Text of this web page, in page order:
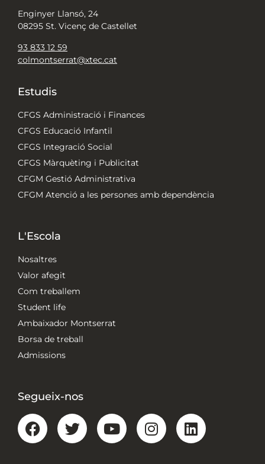
Enginyer Llansó, 24
08295 St. Vicenç de Castellet
93 833 12 59
colmontserrat@xtec.cat
Estudis
CFGS Administració i Finances
CFGS Educació Infantil
CFGS Integració Social
CFGS Màrquèting i Publicitat
CFGM Gestió Administrativa
CFGM Atenció a les persones amb dependència
L'Escola
Nosaltres
Valor afegit
Com treballem
Student life
Ambaixador Montserrat
Borsa de treball
Admissions
Segueix-nos